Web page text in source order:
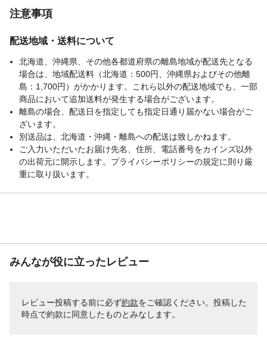
注意事項
配送地域・送料について
北海道、沖縄県、その他各都道府県の離島地域が配送先となる
場合は、地域配送料（北海道：500円、沖縄県およびその他離
島：1,700円）がかかります。これら以外の配送地域でも、一部
商品において追加送料が発生する場合がございます。
離島の場合、配送日を指定しても指定日通り届かない場合がご
ざいます。
別送品は、北海道・沖縄・離島への配送は致しかねます。
ご入力いただいたお届け先名、住所、電話番号をカインズ以外
の出荷元に開示します。プライバシーポリシーの規定に則り厳
重に取り扱います。
みんなが役に立ったレビュー
レビュー投稿する前に必ず約款をご確認ください。投稿した
時点で約款に同意したものとみなします。